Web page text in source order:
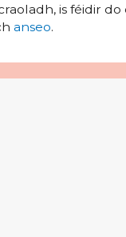
is féidir
anseo.